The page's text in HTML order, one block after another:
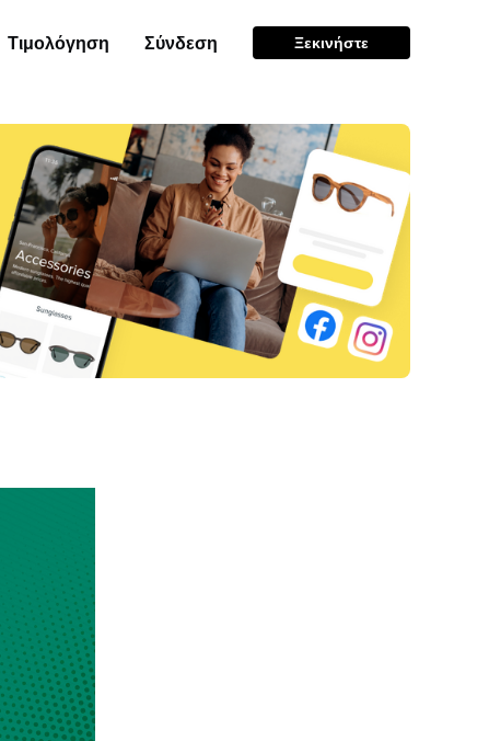
Τιμολόγηση Σύνδεση Ξεκινήστε